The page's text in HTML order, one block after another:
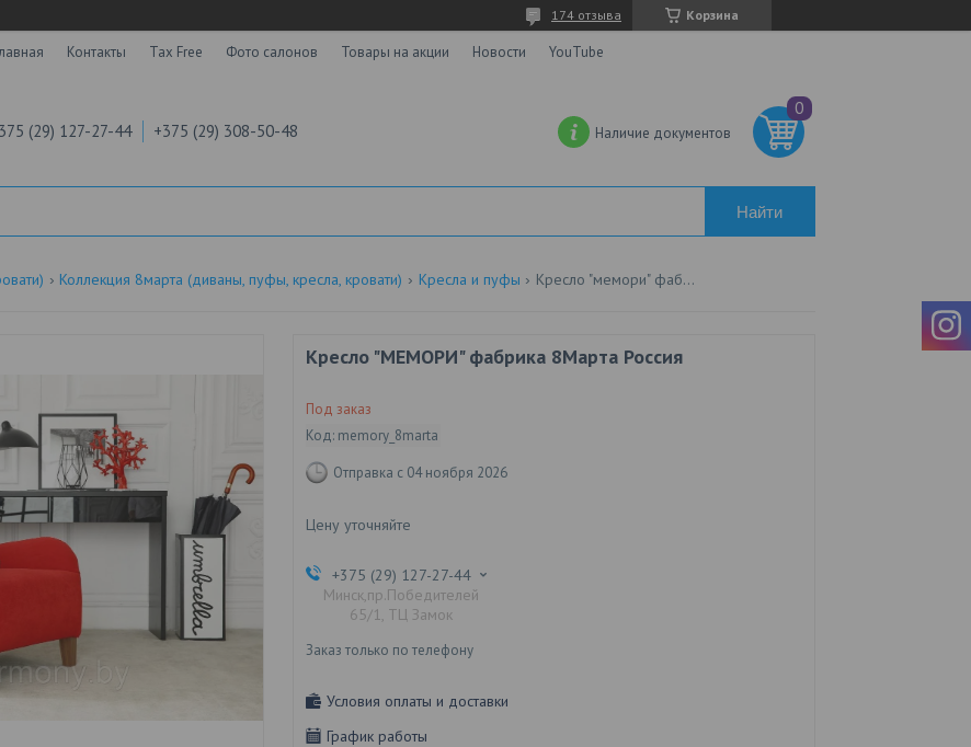
Корзина
174 отзыва
Контакты Tax Free Фото салонов Товары на акции Новости YouTube
(29) 127-27-44 +375 (29) 308-50-48 Наличие документов
Найти
Коллекция 8марта (диваны, пуфы, кресла, кровати) Кресла и пуфы Кресло "мемори" фабрика 8марта россия
Кресло "МЕМОРИ" фабрика 8Марта Россия
Под заказ
Код: memory_8marta
Отправка с 04 ноября 2026
Цену уточняйте
+375 (29) 127-27-44
Минск,пр.Победителей
65/1, ТЦ Замок
Заказ только по телефону
Условия оплаты и доставки
График работы